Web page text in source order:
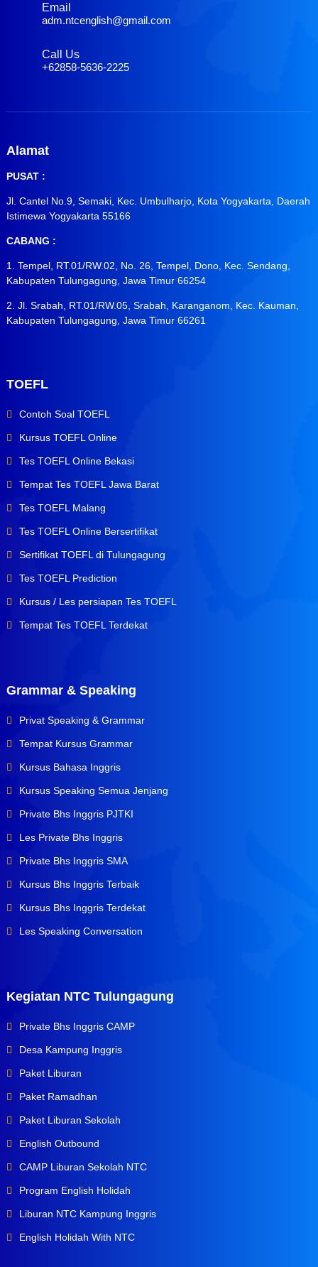
Email
adm.ntcenglish@gmail.com
Call Us
+62858-5636-2225
Alamat
PUSAT :
Jl. Cantel No.9, Semaki, Kec. Umbulharjo, Kota Yogyakarta, Daerah
Istimewa Yogyakarta 55166
CABANG :
1. Tempel, RT.01/RW.02, No. 26, Tempel, Dono, Kec. Sendang,
Kabupaten Tulungagung, Jawa Timur 66254
2. Jl. Srabah, RT.01/RW.05, Srabah, Karanganom, Kec. Kauman,
Kabupaten Tulungagung, Jawa Timur 66261
TOEFL
Contoh Soal TOEFL
Kursus TOEFL Online
Tes TOEFL Online Bekasi
Tempat Tes TOEFL Jawa Barat
Tes TOEFL Malang
Tes TOEFL Online Bersertifikat
Sertifikat TOEFL di Tulungagung
Tes TOEFL Prediction
Kursus / Les persiapan Tes TOEFL
Tempat Tes TOEFL Terdekat
Grammar & Speaking
Privat Speaking & Grammar
Tempat Kursus Grammar
Kursus Bahasa Inggris
Kursus Speaking Semua Jenjang
Private Bhs Inggris PJTKI
Les Private Bhs Inggris
Private Bhs Inggris SMA
Kursus Bhs Inggris Terbaik
Kursus Bhs Inggris Terdekat
Les Speaking Conversation
Kegiatan NTC Tulungagung
Private Bhs Inggris CAMP
Desa Kampung Inggris
Paket Liburan
Paket Ramadhan
Paket Liburan Sekolah
English Outbound
CAMP Liburan Sekolah NTC
Program English Holidah
Liburan NTC Kampung Inggris
English Holidah With NTC